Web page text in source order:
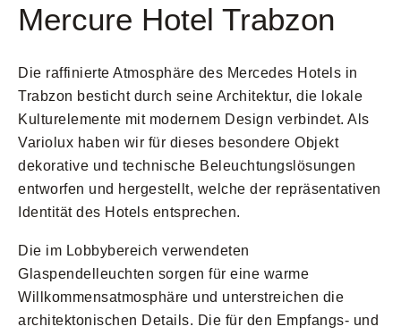
Mercure Hotel Trabzon
Die raffinierte Atmosphäre des Mercedes Hotels in
Trabzon besticht durch seine Architektur, die lokale
Kulturelemente mit modernem Design verbindet. Als
Variolux haben wir für dieses besondere Objekt
dekorative und technische Beleuchtungslösungen
entworfen und hergestellt, welche der repräsentativen
Identität des Hotels entsprechen.
Die im Lobbybereich verwendeten
Glaspendelleuchten sorgen für eine warme
Willkommensatmosphäre und unterstreichen die
architektonischen Details. Die für den Empfangs- und